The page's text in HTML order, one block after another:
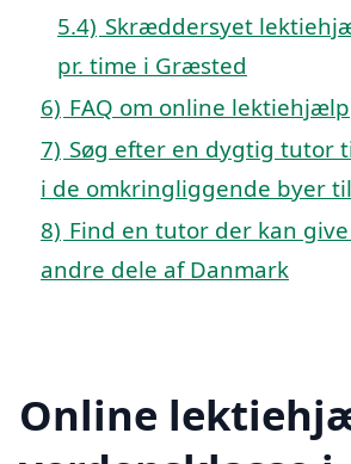
5.4) Skræddersyet
pr. time i Græsted
6) FAQ om online lektiehjælp
7) Søg efter en dygtig tutor
i de omkringliggende byer
8) Find en tutor der kan
andre dele af Danmark
Online